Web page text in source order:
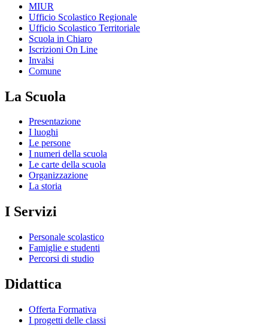
MIUR
Ufficio Scolastico Regionale
Ufficio Scolastico Territoriale
Scuola in Chiaro
Iscrizioni On Line
Invalsi
Comune
La Scuola
Presentazione
I luoghi
Le persone
I numeri della scuola
Le carte della scuola
Organizzazione
La storia
I Servizi
Personale scolastico
Famiglie e studenti
Percorsi di studio
Didattica
Offerta Formativa
I progetti delle classi